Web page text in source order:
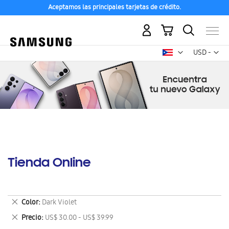
Aceptamos las principales tarjetas de crédito.
USD -
dólar
Mi carrito
Tienda Online
Color Dark Violet
Eliminar
este
artículo
Precio US$ 30.00 - US$ 39.99
Eliminar